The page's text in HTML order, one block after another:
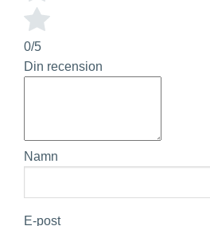
0/5
Din recension
Namn
E-post